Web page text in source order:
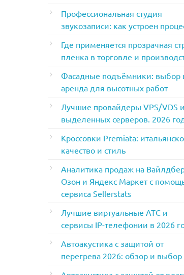
Профессиональная студия
звукозаписи: как устроен
Где применяется прозрачная
пленка в торговле и
Фасадные подъёмники: выбор
аренда для высотных работ
Лучшие провайдеры VPS/VDS и
выделенных серверов. 2026
Кроссовки Premiata:
качество и стиль
Аналитика продаж на
Озон и Яндекс Маркет с
сервиса Sellerstats
Лучшие виртуальные АТС и
сервисы IP-телефонии в 2026
Автоакустика с защитой от
перегрева 2026: обзор и выбор